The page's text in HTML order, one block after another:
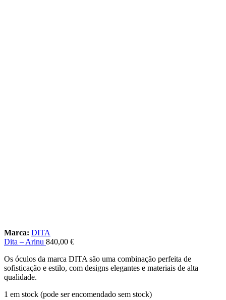
Marca: DITA
Dita – Arinu 840,00 €
Os óculos da marca DITA são uma combinação perfeita de
sofisticação e estilo, com designs elegantes e materiais de alta
qualidade.
1 em stock (pode ser encomendado sem stock)